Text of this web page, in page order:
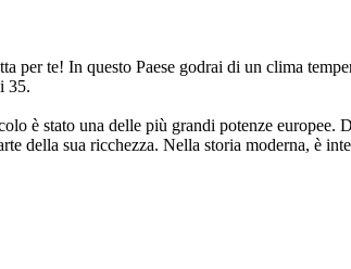
per te! In questo Paese godrai di un clima
35.
è stato una delle più grandi potenze europee.
della sua ricchezza. Nella storia moderna, è